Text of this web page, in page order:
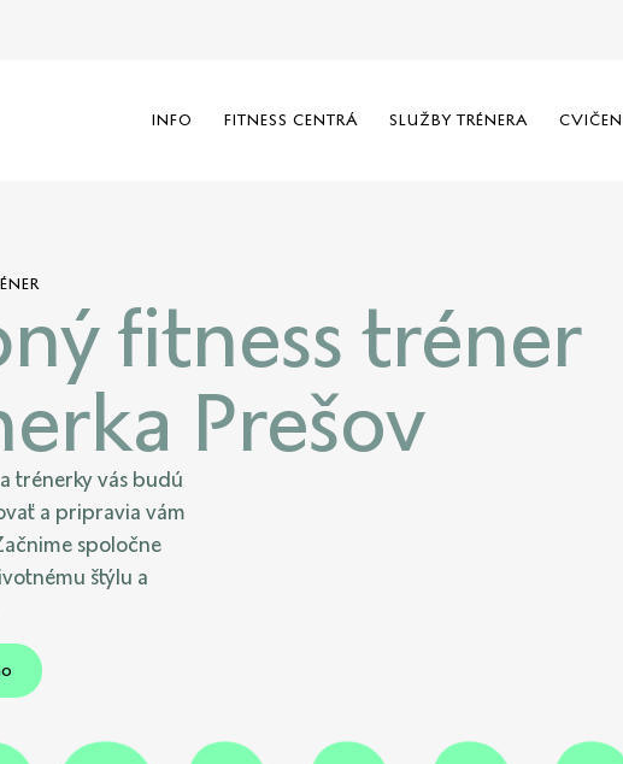
INFO FITNESS CENTRÁ SLUŽBY TRÉNERA
fitness tréner
Prešov
trénerky vás budú
a pripravia vám
spoločne
štýlu a